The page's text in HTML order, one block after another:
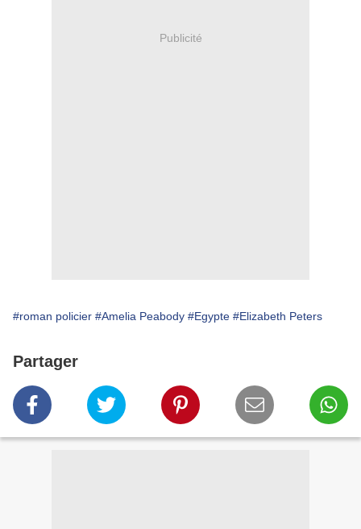
Publicité
#roman policier #Amelia Peabody #Egypte #Elizabeth Peters
Partager